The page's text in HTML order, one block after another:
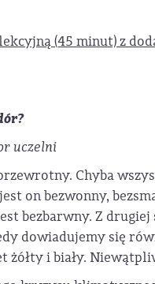
(45 minut) z
uczelni
Chyba
on bezwonny,
bezbarwny. Z
dowiadujemy się
i biały.